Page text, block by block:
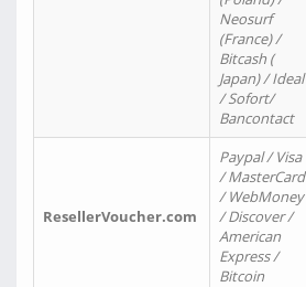
Neosurf
(France) /
Bitcash (
Japan) / Ideal
/ Sofort/
Bancontact
ResellerVoucher.com
Paypal / Visa
/ MasterCard
/ WebMoney
/ Discover /
American
Express /
Bitcoin